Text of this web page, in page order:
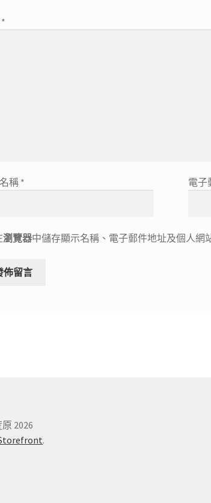
*
稱 * 電子
瀏覽器中儲存顯示名稱、電子郵件地址及個人網
2026
.